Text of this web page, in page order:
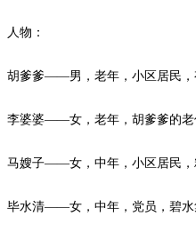
人物：
胡爹爹——男，老年，小区居民，
李婆婆——女，老年，胡爹爹的老
马嫂子——女，中年，小区居民，
毕水清——女，中年，党员，碧水